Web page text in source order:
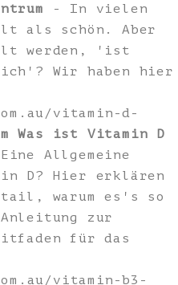
- In vielen
als schön. Aber
werden, 'ist
Wir haben hier
vitamin-d-
Was ist Vitamin D
Allgemeine
D? Hier erklären
warum es's so
zur
für das
vitamin-b3-